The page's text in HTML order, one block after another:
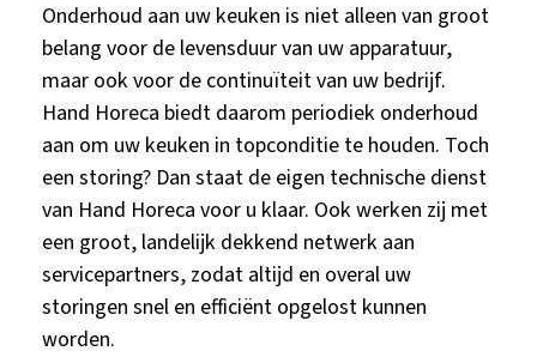
Onderhoud aan uw keuken is niet alleen van groot
belang voor de levensduur van uw apparatuur,
maar ook voor de continuïteit van uw bedrijf.
Hand Horeca biedt daarom periodiek onderhoud
aan om uw keuken in topconditie te houden. Toch
een storing? Dan staat de eigen technische dienst
van Hand Horeca voor u klaar. Ook werken zij met
een groot, landelijk dekkend netwerk aan
servicepartners, zodat altijd en overal uw
storingen snel en efficiënt opgelost kunnen
worden.